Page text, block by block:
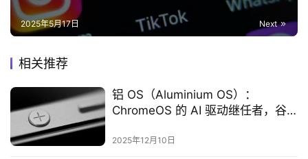
Next
2025年5月17日
相关推荐
铝 OS（Aluminium OS）：
ChromeOS 的 AI 驱动继任者，谷
2025年12月10日